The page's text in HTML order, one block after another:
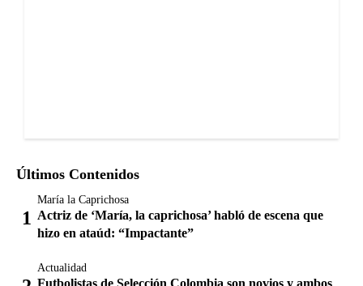
Últimos Contenidos
María la Caprichosa
Actriz de ‘María, la caprichosa’ habló de escena que
hizo en ataúd: “Impactante”
Actualidad
Futbolistas de Selección Colombia son novios y ambos